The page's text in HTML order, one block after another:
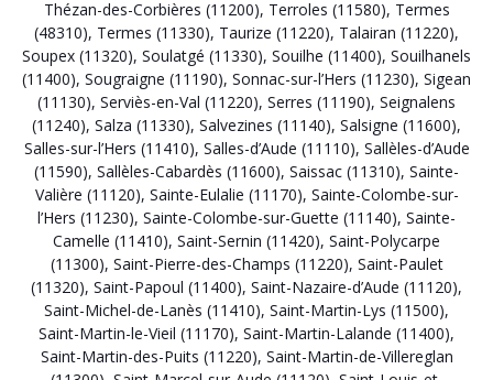
Thézan-des-Corbières (11200), Terroles (11580), Termes
(48310), Termes (11330), Taurize (11220), Talairan (11220),
Soupex (11320), Soulatgé (11330), Souilhe (11400), Souilhanels
(11400), Sougraigne (11190), Sonnac-sur-l’Hers (11230), Sigean
(11130), Serviès-en-Val (11220), Serres (11190), Seignalens
(11240), Salza (11330), Salvezines (11140), Salsigne (11600),
Salles-sur-l’Hers (11410), Salles-d’Aude (11110), Sallèles-d’Aude
(11590), Sallèles-Cabardès (11600), Saissac (11310), Sainte-
Valière (11120), Sainte-Eulalie (11170), Sainte-Colombe-sur-
l’Hers (11230), Sainte-Colombe-sur-Guette (11140), Sainte-
Camelle (11410), Saint-Sernin (11420), Saint-Polycarpe
(11300), Saint-Pierre-des-Champs (11220), Saint-Paulet
(11320), Saint-Papoul (11400), Saint-Nazaire-d’Aude (11120),
Saint-Michel-de-Lanès (11410), Saint-Martin-Lys (11500),
Saint-Martin-le-Vieil (11170), Saint-Martin-Lalande (11400),
Saint-Martin-des-Puits (11220), Saint-Martin-de-Villereglan